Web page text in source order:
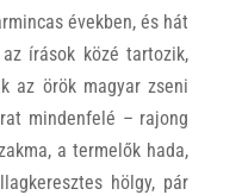
években, és hát
írások közé tartozik,
az örök magyar zseni
mindenfelé – rajong
a termelők hada,
hölgy, pár